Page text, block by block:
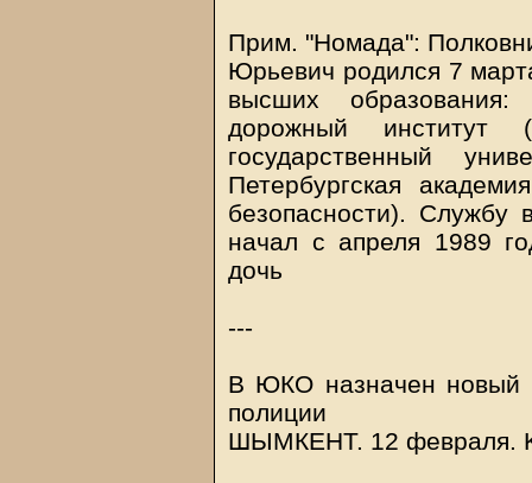
Прим. "Номада":
Юрьевич родился 7
высших образования:
дорожный институт
государственный
Петербургская
безопасности). Службу
начал с апреля 1989
дочь
---
В ЮКО назначен новый
полиции
ШЫМКЕНТ. 12 февраля.